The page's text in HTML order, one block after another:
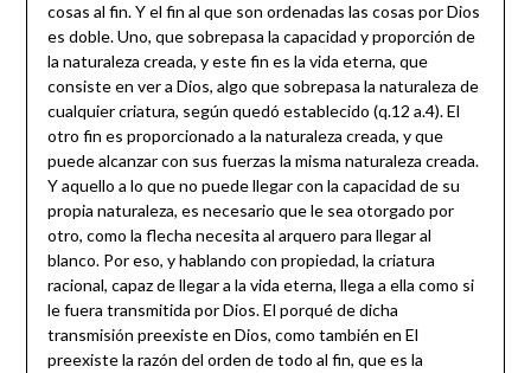
cosas al fin. Y el fin al que son ordenadas las cosas por Dios
es doble. Uno, que sobrepasa la capacidad y proporción de
la naturaleza creada, y este fin es la vida eterna, que
consiste en ver a Dios, algo que sobrepasa la naturaleza de
cualquier criatura, según quedó establecido (q.12 a.4). El
otro fin es proporcionado a la naturaleza creada, y que
puede alcanzar con sus fuerzas la misma naturaleza creada.
Y aquello a lo que no puede llegar con la capacidad de su
propia naturaleza, es necesario que le sea otorgado por
otro, como la flecha necesita al arquero para llegar al
blanco. Por eso, y hablando con propiedad, la criatura
racional, capaz de llegar a la vida eterna, llega a ella como si
le fuera transmitida por Dios. El porqué de dicha
transmisión preexiste en Dios, como también en El
preexiste la razón del orden de todo al fin, que es la